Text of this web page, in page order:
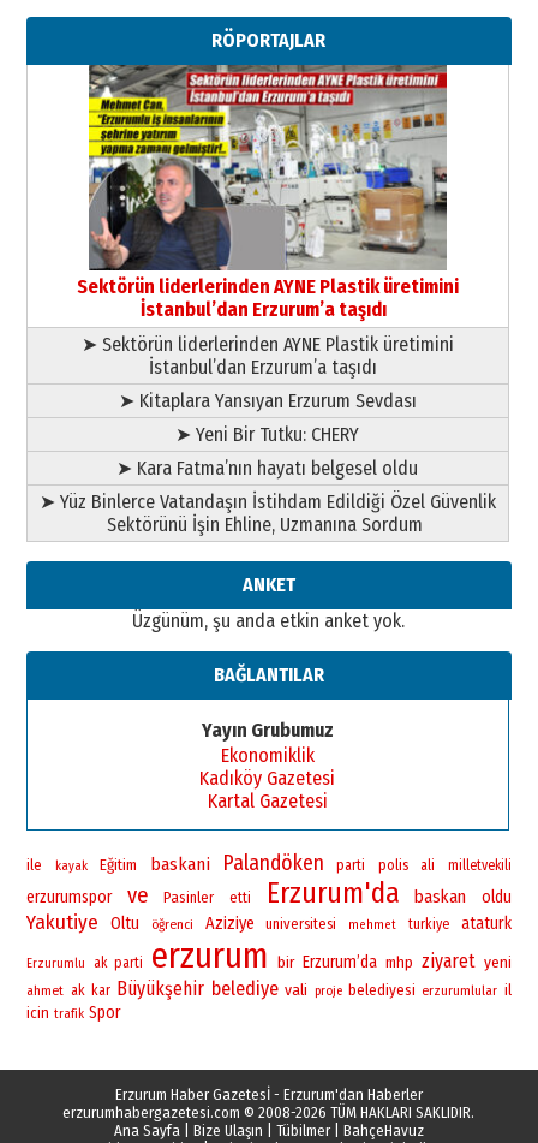
Ahmed Yesevi’den bir Alperen…
”Reisimiz” idi… Hakka yürüdü.!
26 Mart 2026 Perşembe
Cem Bakırcı
Ardında bıraktığı hatıralarıyla
gönül adamı Faruk Terzioğlu!
13 Mayıs 2026 Çarşamba
Esat BİNDESEN
Başkan Sekmen’den Erzurum’a
bir vizyon proje daha!
02 Ağustos 2026 Pazar
RÖPORTAJLAR
Sektörün liderlerinden AYNE Plastik üretimini
İstanbul’dan Erzurum’a taşıdı
➤ Sektörün liderlerinden AYNE Plastik üretimini
İstanbul’dan Erzurum’a taşıdı
➤ Kitaplara Yansıyan Erzurum Sevdası
➤ Yeni Bir Tutku: CHERY
➤ Kara Fatma’nın hayatı belgesel oldu
➤ Yüz Binlerce Vatandaşın İstihdam Edildiği Özel Güvenlik
Sektörünü İşin Ehline, Uzmanına Sordum
ANKET
Üzgünüm, şu anda etkin anket yok.
BAĞLANTILAR
Yayın Grubumuz
Ekonomiklik
Kadıköy Gazetesi
Kartal Gazetesi
ile kayak Eğitim baskani Palandöken parti polis ali milletvekili
erzurumspor ve Pasinler etti Erzurum'da baskan oldu
Yakutiye Oltu öğrenci Aziziye universitesi mehmet turkiye ataturk
Erzurumlu ak parti erzurum bir Erzurum’da mhp ziyaret yeni
ahmet ak kar Büyükşehir belediye vali proje belediyesi erzurumlular il
icin trafik Spor
Erzurum Haber Gazetesİ - Erzurum'dan Haberler
erzurumhabergazetesi.com © 2008-2026 TÜM HAKLARI SAKLIDIR.
Ana Sayfa| Bize Ulaşın Tübilmer| BahçeHavuz